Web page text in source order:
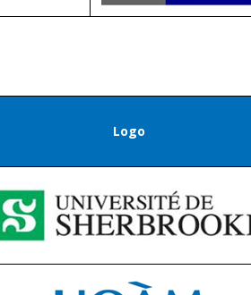
Logo